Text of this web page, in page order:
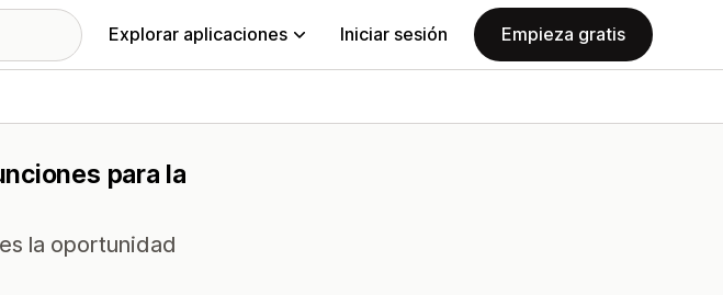
Explorar aplicaciones Iniciar sesión Empieza gratis
para la
la oportunidad